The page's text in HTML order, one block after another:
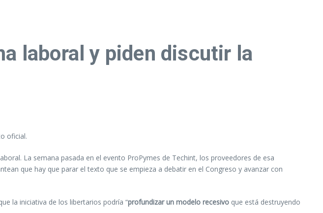
laboral y piden discutir la
oficial.
La semana pasada en el evento ProPymes de Techint, los proveedores de esa
que hay que parar el texto que se empieza a debatir en el Congreso y avanzar con
la iniciativa de los libertarios podría “profundizar un modelo recesivo que está destruyendo